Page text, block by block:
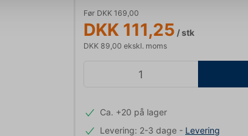
Før DKK 169,00
DKK 111,25 / stk
DKK 89,00 ekskl. moms
Ca. +20 på lager
Levering: 2-3 dage - Levering